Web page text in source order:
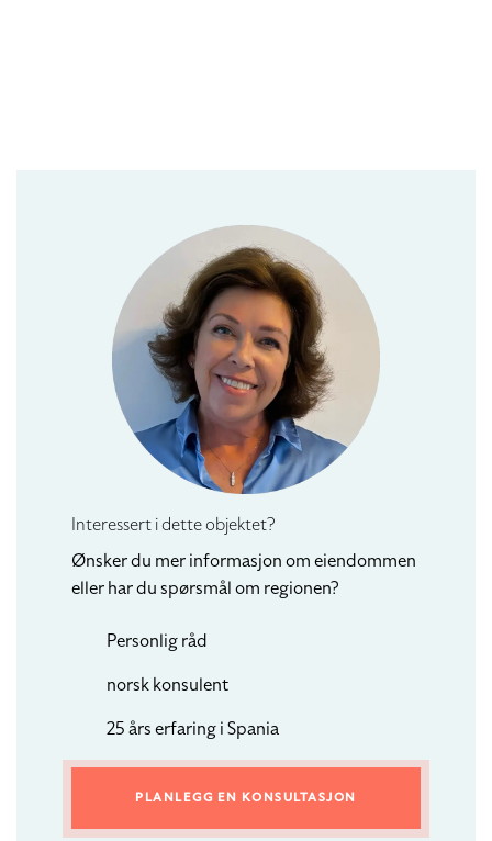
Interessert i dette objektet?
Ønsker du mer informasjon om eiendommen
eller har du spørsmål om regionen?
Personlig råd
norsk konsulent
25 års erfaring i Spania
PLANLEGG EN KONSULTASJON